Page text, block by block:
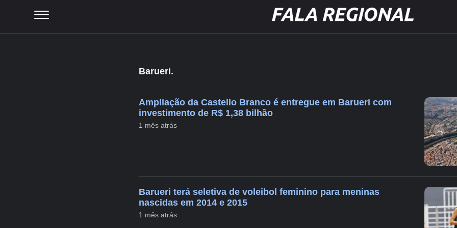
Barueri.
Ampliação da Castello Branco é entregue em Barueri com
investimento de R$ 1,38 bilhão
1 mês atrás
Barueri terá seletiva de voleibol feminino para meninas
nascidas em 2014 e 2015
1 mês atrás